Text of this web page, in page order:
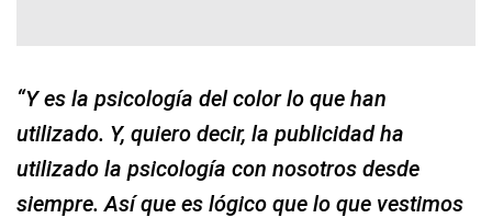
“Y es la psicología del color lo que han
utilizado. Y, quiero decir, la publicidad ha
utilizado la psicología con nosotros desde
siempre. Así que es lógico que lo que vestimos